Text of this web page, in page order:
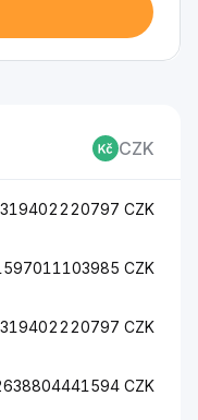
CZK
CZK
CZK
CZK
CZK